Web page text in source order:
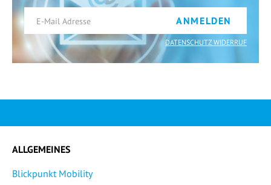
ANMELDEN
DATENSCHUTZ WIDERRUF
ALLGEMEINES
Blickpunkt Mobility